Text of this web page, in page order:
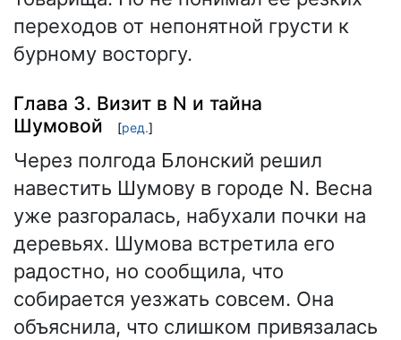
переходов от непонятной грусти к
бурному восторгу.
Глава 3. Визит в N и тайна
Шумовой
[ред.]
Через полгода Блонский решил
навестить Шумову в городе N. Весна
уже разгоралась, набухали почки на
деревьях. Шумова встретила его
радостно, но сообщила, что
собирается уезжать совсем. Она
объяснила, что слишком привязалась